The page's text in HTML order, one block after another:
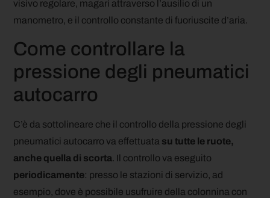
visivo regolare, magari attraverso l’ausilio di un
manometro, e il controllo constante di fuoriuscite d’aria.
Come controllare la
pressione degli pneumatici
autocarro
C’è da sottolineare che il controllo della pressione degli
pneumatici autocarro va effettuata su tutte le ruote,
anche quella di scorta. Il controllo va eseguito
periodicamente: presso le stazioni di servizio, ad
esempio, dove è possibile usufruire della colonnina con